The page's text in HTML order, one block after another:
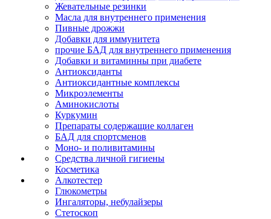
Жевательные резинки
Масла для внутреннего применения
Пивные дрожжи
Добавки для иммунитета
прочие БАД для внутреннего применения
Добавки и витаминны при диабете
Антиоксиданты
Антиоксидантные комплексы
Микроэлементы
Аминокислоты
Куркумин
Препараты содержащие коллаген
БАД для спортсменов
Моно- и поливитамины
Средства личной гигиены
Косметика
Алкотестер
Глюкометры
Ингаляторы, небулайзеры
Стетоскоп